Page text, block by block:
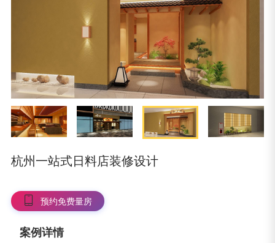
杭州一站式日料店装修设计
预约免费量房
案例详情